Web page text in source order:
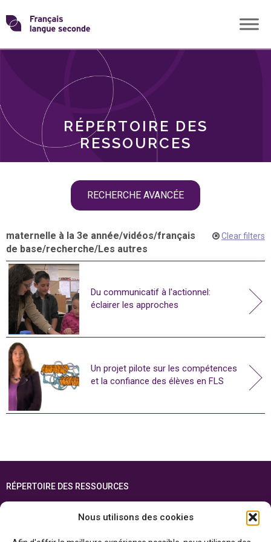
Nous utilisons des cookies
Skip
toTransformons
langue
RÉPERTOIRE DES
RESSOURCES
RECHERCHE AVANCÉE
THÈMES
maternelle à la 3e année/vidéos/français
de base/recherche/Les autres
Clear filters
Du communicatif à l'actionnel:
éclairer les approches
Un projet pilote sur les compétences
et la confiance des élèves en FLS
RÉPERTOIRE DES RESSOURCES